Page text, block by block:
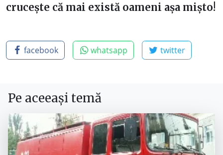
crucește că mai există oameni așa mișto!
facebook whatsapp twitter
Pe aceeași temă